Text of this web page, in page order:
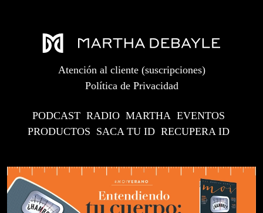
Atención al cliente (suscripciones)
Política de Privacidad
PODCAST RADIO MARTHA EVENTOS
PRODUCTOS SACA TU ID RECUPERA ID